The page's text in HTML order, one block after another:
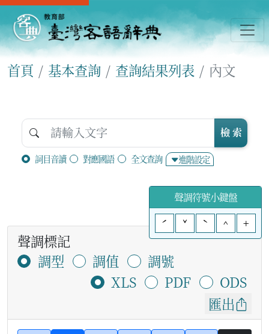
首頁 基本查詢 查詢結果列表 內文
詞目音讀 對應國語 全文查詢 進階設定
檢 索
聲調符號小鍵盤
ˊ
ˇ ˋ ^ +
聲調標記
調型
調值
調號
XLS
PDF
ODS
匯出